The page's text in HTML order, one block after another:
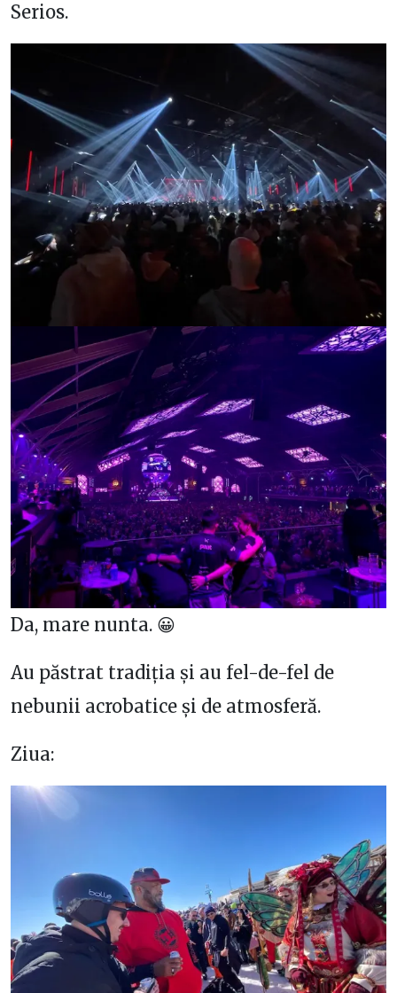
Serios.
Da, mare nunta. 😀
Au păstrat tradiția și au fel-de-fel de
nebunii acrobatice și de atmosferă.
Ziua: